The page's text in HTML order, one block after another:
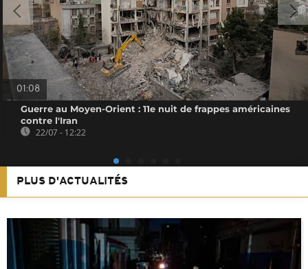
01:08
Guerre au Moyen-Orient : 11e nuit de frappes américaines
contre l'Iran
22/07 - 12:22
PLUS D'ACTUALITÉS